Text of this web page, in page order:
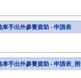
車手出外參賽資助 - 申請表
車手出外參賽資助 - 申請表_